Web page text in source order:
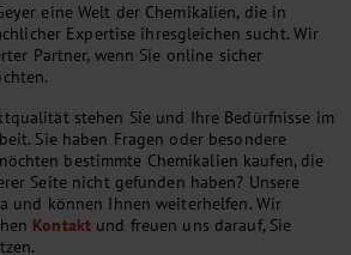
eine Welt der Chemikalien, die in
Expertise ihresgleichen sucht. Wir
Partner, wenn Sie online sicher
stehen Sie und Ihre Bedürfnisse im
Sie haben Fragen oder besondere
bestimmte Chemikalien kaufen, die
Seite nicht gefunden haben? Unsere
und können Ihnen weiterhelfen. Wir
Kontakt und freuen uns darauf, Sie